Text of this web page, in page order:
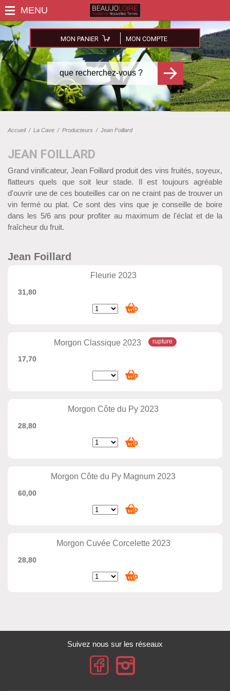
MON PANIER MON COMPTE
Accueil/ La Cave / Producteurs / Jean Foillard
JEAN FOILLARD
Grand vinificateur, Jean Foillard produit des vins fruités, soyeux,
flatteurs quels que soit leur stade. Il est toujours agréable
d'ouvrir une de ces bouteilles car on ne craint pas de trouver un
vin fermé ou plat. Ce sont des vins que je conseille de boire
dans les 5/6 ans pour profiter au maximum de l'éclat et de la
fraîcheur du fruit.
Jean Foillard
Fleurie 2023
31,80
Morgon Classique 2023
17,70
Morgon Côte du Py 2023
28,80
Morgon Côte du Py Magnum 2023
60,00
Morgon Cuvée Corcelette 2023
28,80
Suivez nous sur les réseaux